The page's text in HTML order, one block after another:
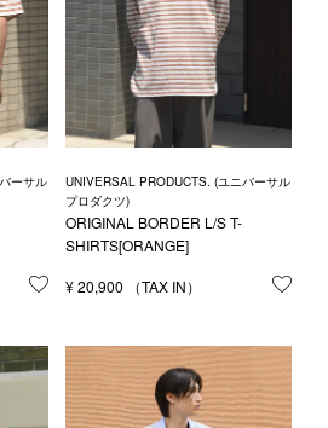
ーサル
お気に入りに登録する
UNIVERSAL PRODUCTS. (ユニバーサル
プロダクツ)
ORIGINAL BORDER L/S T-
SHIRTS[ORANGE]
¥20,900